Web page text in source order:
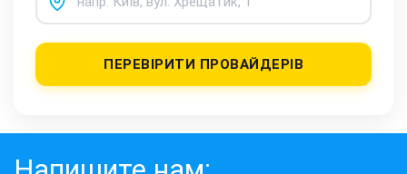
ПЕРЕВІРИТИ ПРОВАЙДЕРІВ